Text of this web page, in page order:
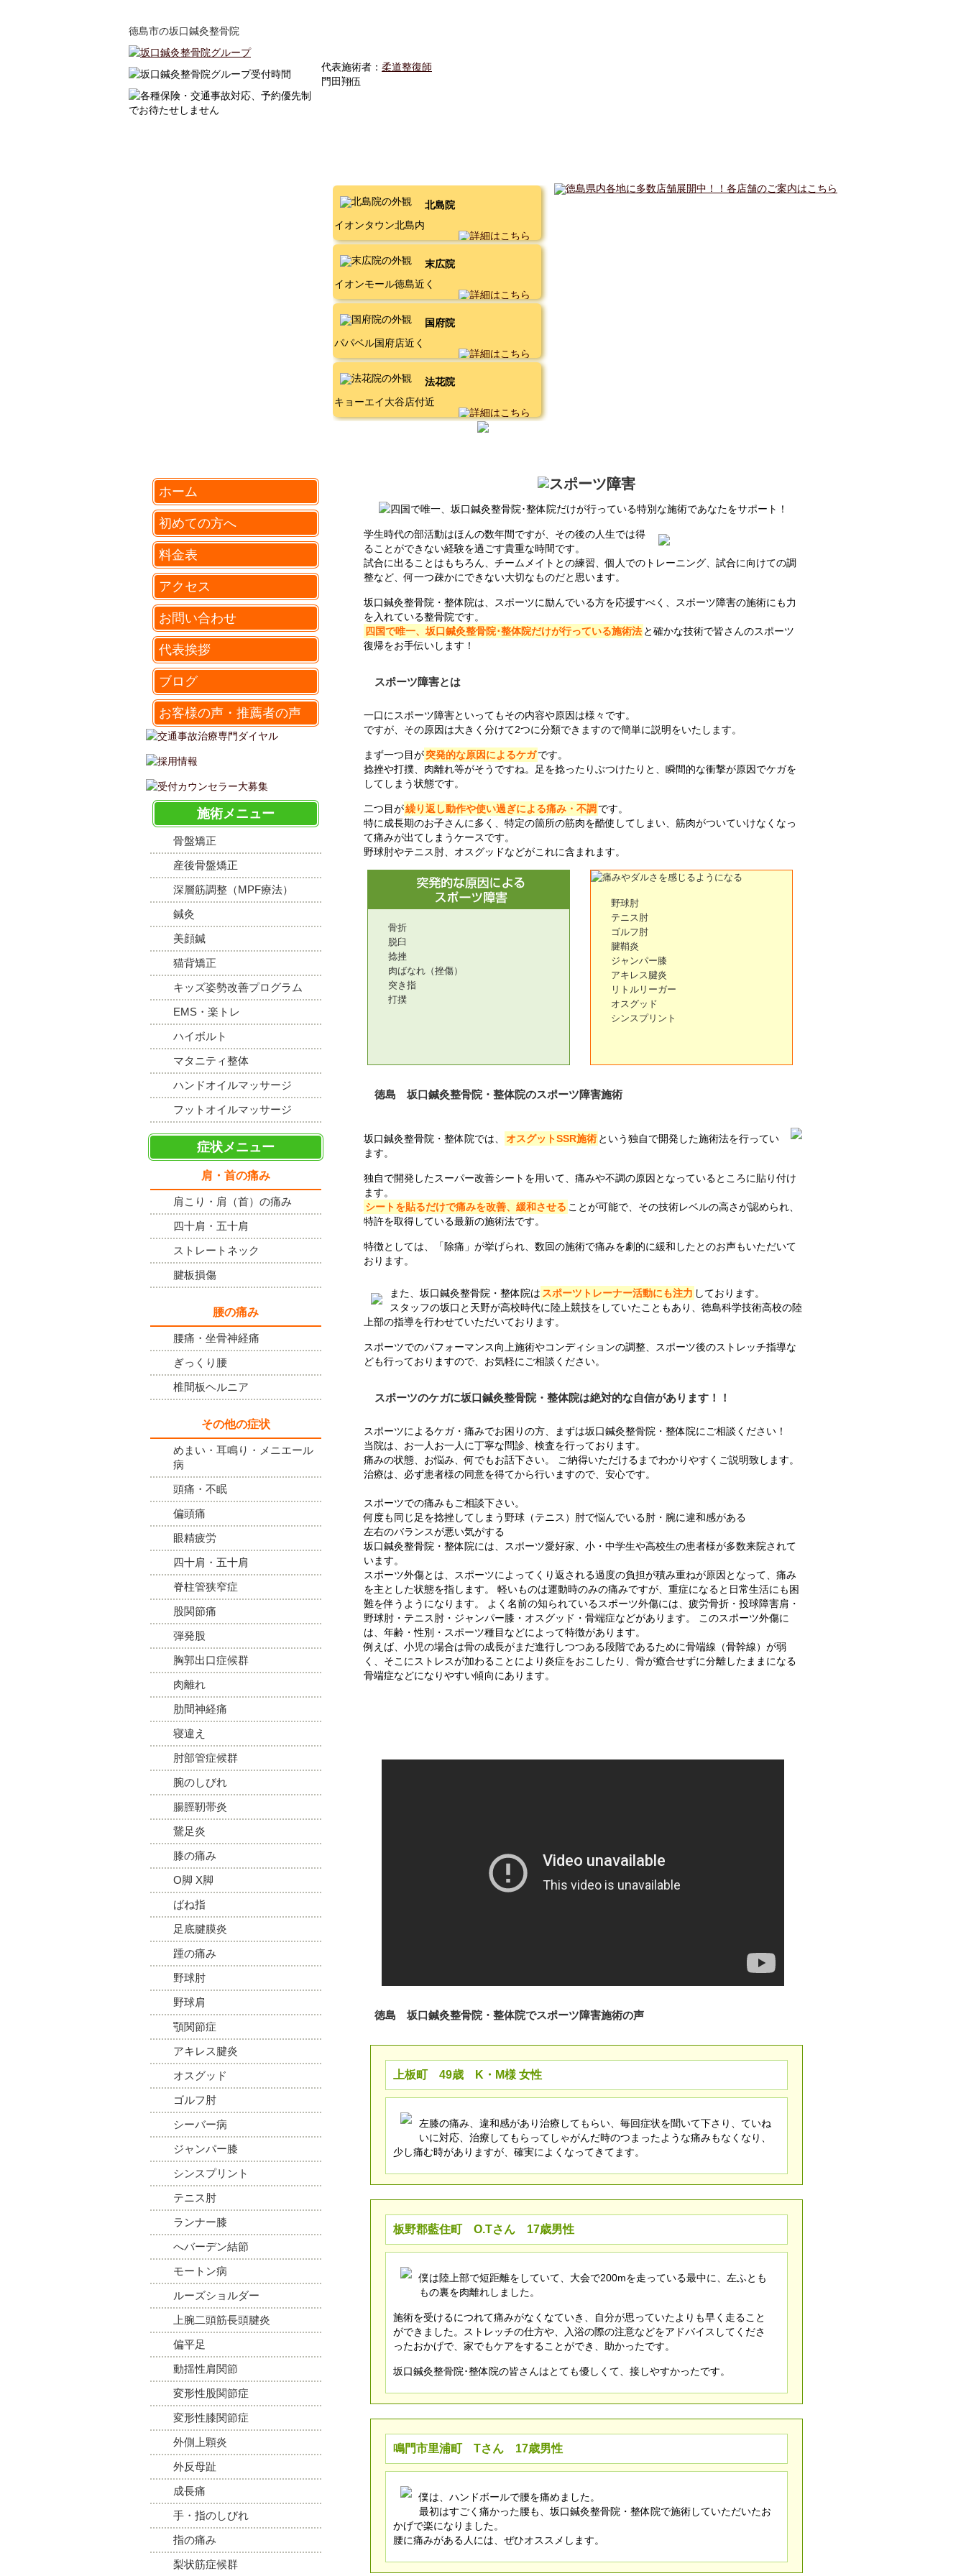
徳島市の坂口鍼灸整骨院
代表施術者： 柔道整復師
門田翔伍
北島院
イオンタウン北島内
末広院
イオンモール徳島近く
国府院
パパベル国府店近く
法花院
キョーエイ大谷店付近
学生時代の部活動はほんの数年間ですが、その後の人生では得
ることができない経験を過ごす貴重な時間です。
試合に出ることはもちろん、チームメイトとの練習、個人でのトレーニング、試合に向けての調
整など、何一つ疎かにできない大切なものだと思います。
坂口鍼灸整骨院・整体院は、スポーツに励んでいる方を応援すべく、スポーツ障害の施術にも力
を入れている整骨院です。
四国で唯一、坂口鍼灸整骨院･整体院だけが行っている施術法 と確かな技術で皆さんのスポーツ
復帰をお手伝いします！
スポーツ障害とは
一口にスポーツ障害といってもその内容や原因は様々です。
ですが、その原因は大きく分けて2つに分類できますので簡単に説明をいたします。
まず一つ目が突発的な原因によるケガです。
捻挫や打撲、肉離れ等がそうですね。足を捻ったりぶつけたりと、瞬間的な衝撃が原因でケガを
してしまう状態です。
二つ目が繰り返し動作や使い過ぎによる痛み・不調 です。
特に成長期のお子さんに多く、特定の箇所の筋肉を酷使してしまい、筋肉がついていけなくなっ
て痛みが出てしまうケースです。
野球肘やテニス肘、オスグッドなどがこれに含まれます。
骨折
脱臼
捻挫
肉ばなれ（挫傷）
突き指
打撲
野球肘
テニス肘
ゴルフ肘
腱鞘炎
ジャンパー膝
アキレス腱炎
リトルリーガー
オスグッド
シンスプリント
徳島 坂口鍼灸整骨院・整体院のスポーツ障害施術
坂口鍼灸整骨院・整体院では、 オスグットSSR施術 という独自で開発した施術法を行ってい
ます。
独自で開発したスーパー改善シートを用いて、痛みや不調の原因となっているところに貼り付け
ます。
シートを貼るだけで痛みを改善、緩和させる ことが可能で、その技術レベルの高さが認められ、
特許を取得している最新の施術法です。
特徴としては、「除痛」が挙げられ、数回の施術で痛みを劇的に緩和したとのお声もいただいて
おります。
また、坂口鍼灸整骨院・整体院は スポーツトレーナー活動にも注力 しております。
スタッフの坂口と天野が高校時代に陸上競技をしていたこともあり、徳島科学技術高校の陸
上部の指導を行わせていただいております。
スポーツでのパフォーマンス向上施術やコンディションの調整、スポーツ後のストレッチ指導な
ども行っておりますので、お気軽にご相談ください。
スポーツのケガに坂口鍼灸整骨院・整体院は絶対的な自信があります！！
スポーツによるケガ・痛みでお困りの方、まずは坂口鍼灸整骨院・整体院にご相談ください！
当院は、お一人お一人に丁寧な問診、検査を行っております。
痛みの状態、お悩み、何でもお話下さい。 ご納得いただけるまでわかりやすくご説明致します。
治療は、必ず患者様の同意を得てから行いますので、安心です。
スポーツでの痛みもご相談下さい。
何度も同じ足を捻挫してしまう野球（テニス）肘で悩んでいる肘・腕に違和感がある
左右のバランスが悪い気がする
坂口鍼灸整骨院・整体院には、スポーツ愛好家、小・中学生や高校生の患者様が多数来院されて
います。
スポーツ外傷とは、スポーツによってくり返される過度の負担が積み重ねが原因となって、痛み
を主とした状態を指します。 軽いものは運動時のみの痛みですが、重症になると日常生活にも困
難を伴うようになります。 よく名前の知られているスポーツ外傷には、疲労骨折・投球障害肩・
野球肘・テニス肘・ジャンパー膝・オスグッド・骨端症などがあります。 このスポーツ外傷に
は、年齢・性別・スポーツ種目などによって特徴があります。
例えば、小児の場合は骨の成長がまだ進行しつつある段階であるために骨端線（骨幹線）が弱
く、そこにストレスが加わることにより炎症をおこしたり、骨が癒合せずに分離したままになる
骨端症などになりやすい傾向にあります。
徳島 坂口鍼灸整骨院・整体院でスポーツ障害施術の声
上板町 49歳 K・M様 女性
左膝の痛み、違和感があり治療してもらい、毎回症状を聞いて下さり、ていね
いに対応、治療してもらってしゃがんだ時のつまったような痛みもなくなり、
少し痛む時がありますが、確実によくなってきてます。
板野郡藍住町 O.Tさん 17歳男性
僕は陸上部で短距離をしていて、大会で200mを走っている最中に、左ふとも
もの裏を肉離れしました。
施術を受けるにつれて痛みがなくなていき、自分が思っていたよりも早く走ること
ができました。ストレッチの仕方や、入浴の際の注意などをアドバイスしてくださ
ったおかげで、家でもケアをすることができ、助かったです。
坂口鍼灸整骨院･整体院の皆さんはとても優しくて、接しやすかったです。
鳴門市里浦町 Tさん 17歳男性
僕は、ハンドボールで腰を痛めました。
最初はすごく痛かった腰も、坂口鍼灸整骨院・整体院で施術していただいたお
かげで楽になりました。
腰に痛みがある人には、ぜひオススメします。
ホーム
初めての方へ
料金表
アクセス
お問い合わせ
代表挨拶
ブログ
お客様の声・推薦者の声
施術メニュー
骨盤矯正
産後骨盤矯正
深層筋調整（MPF療法）
鍼灸
美顔鍼
猫背矯正
キッズ姿勢改善プログラム
EMS・楽トレ
ハイボルト
マタニティ整体
ハンドオイルマッサージ
フットオイルマッサージ
症状メニュー
肩・首の痛み
肩こり・肩（首）の痛み
四十肩・五十肩
ストレートネック
腱板損傷
腰の痛み
腰痛・坐骨神経痛
ぎっくり腰
椎間板ヘルニア
その他の症状
めまい・耳鳴り・メニエール
病
頭痛・不眠
偏頭痛
眼精疲労
四十肩・五十肩
脊柱管狭窄症
股関節痛
弾発股
胸郭出口症候群
肉離れ
肋間神経痛
寝違え
肘部管症候群
腕のしびれ
腸脛靭帯炎
鵞足炎
膝の痛み
O脚 X脚
ばね指
足底腱膜炎
踵の痛み
野球肘
野球肩
顎関節症
アキレス腱炎
オスグッド
ゴルフ肘
シーバー病
ジャンパー膝
シンスプリント
テニス肘
ランナー膝
へバーデン結節
モートン病
ルーズショルダー
上腕二頭筋長頭腱炎
偏平足
動揺性肩関節
変形性股関節症
変形性膝関節症
外側上顆炎
外反母趾
成長痛
手・指のしびれ
指の痛み
梨状筋症候群